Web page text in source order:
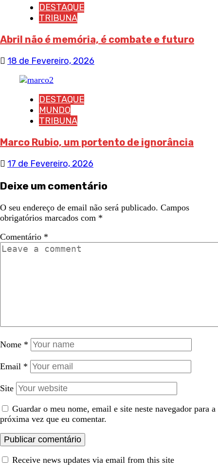
DESTAQUE
TRIBUNA
Abril não é memória, é combate e futuro
18 de Fevereiro, 2026
DESTAQUE
MUNDO
TRIBUNA
Marco Rubio, um portento de ignorância
17 de Fevereiro, 2026
Deixe um comentário
O seu endereço de email não será publicado. Campos
obrigatórios marcados com *
Comentário *
Nome *
Email *
Site
Guardar o meu nome, email e site neste navegador para a
próxima vez que eu comentar.
Receive news updates via email from this site